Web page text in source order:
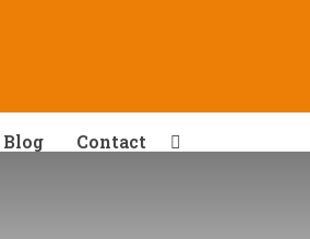
Blog Contact